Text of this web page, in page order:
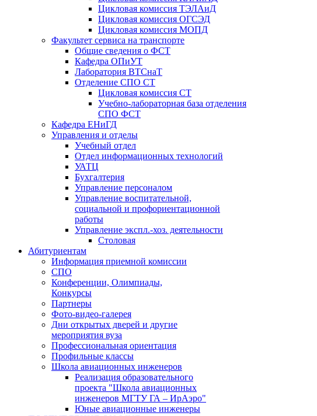
Цикловая комиссия ТЭЛАиД
Цикловая комиссия ОГСЭД
Цикловая комиссия МОПД
Факультет сервиса на транспорте
Общие сведения о ФСТ
Кафедра ОПиУТ
Лаборатория ВТСнаТ
Отделение СПО СТ
Цикловая комиссия СТ
Учебно-лабораторная база отделения
СПО ФСТ
Кафедра ЕНиГД
Управления и отделы
Учебный отдел
Отдел информационных технологий
УАТЦ
Бухгалтерия
Управление персоналом
Управление воспитательной,
социальной и профориентационной
работы
Управление экспл.-хоз. деятельности
Столовая
Абитуриентам
Информация приемной комиссии
СПО
Конференции, Олимпиады,
Конкурсы
Партнеры
Фото-видео-галерея
Дни открытых дверей и другие
мероприятия вуза
Профессиональная ориентация
Профильные классы
Школа авиационных инженеров
Реализация образовательного
проекта "Школа авиационных
инженеров МГТУ ГА – ИрАэро"
Юные авиационные инженеры